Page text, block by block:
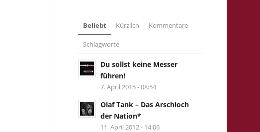
Beliebt Kürzlich Kommentare
Schlagworte
Du sollst keine Messer
führen!
7. April 2015 - 08:54
Olaf Tank – Das Arschloch
der Nation*
11. April 2012 - 14:06